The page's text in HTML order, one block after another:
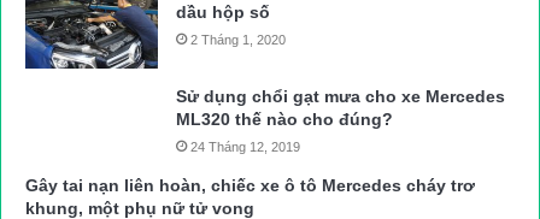
dầu hộp số
2 Tháng 1, 2020
Sử dụng chổi gạt mưa cho xe Mercedes
ML320 thế nào cho đúng?
24 Tháng 12, 2019
Gây tai nạn liên hoàn, chiếc xe ô tô Mercedes cháy trơ
khung, một phụ nữ tử vong